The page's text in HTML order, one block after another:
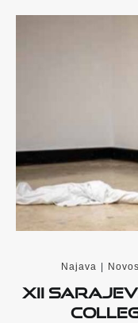
Najava
XII